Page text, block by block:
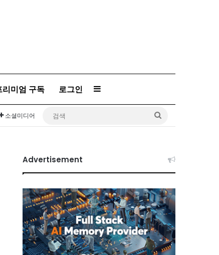
리미엄 구독 로그인 Sidebar
소셜미디어
Advertisement